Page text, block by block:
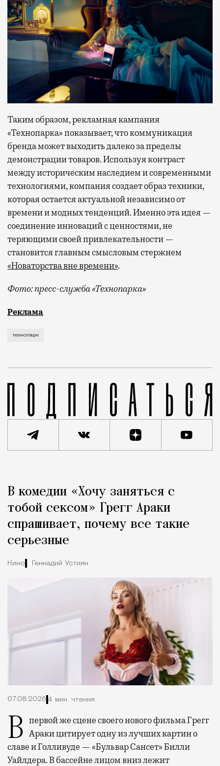
Таким образом, рекламная кампания
«Технопарка» показывает, что коммуникация
бренда может выходить далеко за пределы
демонстрации товаров. Используя контраст
между историческим наследием и современными
технологиями, компания создает образ техники,
которая остается актуальной независимо от
времени и модных тенденций. Именно эта идея —
соединение инноваций с ценностями, не
теряющими своей привлекательности —
становится главным смысловым стержнем
«Новаторства вне времени».
Фото: пресс-служба «Технопарка»
Рекламные кампании техники редко выходят за
Реклама
технопарк
Город
В комедии «Хочу заняться с
тобой сексом» Грегг Араки
спрашивает, почему все такие
серьезные
Кино Геннадий Устиян
07.08.2026 4 мин. чтения
В первой же сцене своего нового фильма Грегг Араки цитирует одну из лучших картин о
славе и Голливуде — «Бульвар Сансет» Билли
Уайлдера. В бассейне лицом вниз лежит